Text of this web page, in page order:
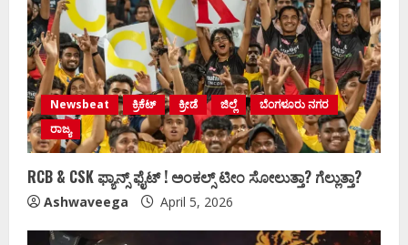
Newsbeat ಕ್ರಿಕೆಟ್ ಕ್ರೀಡೆ ಜಿಲ್ಲೆ
ಬೆಂಗಳೂರು ನಗರ
ರಾಜ್ಯ
RCB & CSK ಫ್ಯಾನ್ಸ್‌ ಫೈಟ್ !‌ ಅಂಕಲ್ಸ್‌ ಟೀಂ ಸೋಲುತ್ತಾ? ಗೆಲ್ಲುತ್ತಾ?
Ashwaveega April 5, 2026